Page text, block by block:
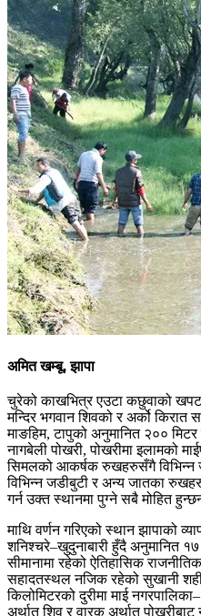
अमित खम्बू,झापा
चुरेको काखभित्र एउटा कछुवाको
मन्दिर भगवान शिवको र अर्को किरात
माङहिम, टापुको अनुमानित २००
नागबेली पोखरी, पोखरीमा इलामको
सिमलको आकर्षक रुखहरुसँगै विभिन्न
विभिन्न जडीबुटी र अन्य जातका
गर्न उक्त स्थानमा पुग्ने सबै मोहित
माथि वर्णन गरिएको स्थान झापाको
शनिश्चरे–खुदुनाबारी हुँदै अनुमानित
सीमानामा रहेको ऐतिहासिक
सहादतस्थल नजिक रहेको सुखानी
किलोमिटरको दुरीमा माई
अर्थात शिव र वारक अर्थात्